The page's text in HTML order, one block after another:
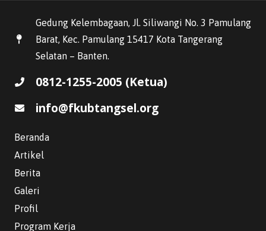
Gedung Kelembagaan, Jl. Siliwangi No. 3 Pamulang
Barat, Kec. Pamulang 15417 Kota Tangerang
Selatan – Banten.
0812-1255-2005 (Ketua)
info@fkubtangsel.org
Beranda
Artikel
Berita
Galeri
Profil
Program Kerja